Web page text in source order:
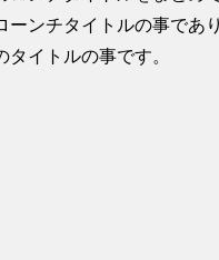
ーンチタイトルの事であ
イトルの事です。